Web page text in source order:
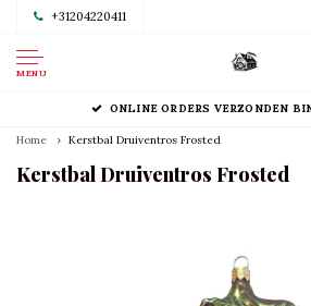
+31204220411
MENU
ONLINE ORDERS VERZONDEN
Home Kerstbal Druiventros Frosted
Kerstbal Druiventros Frosted